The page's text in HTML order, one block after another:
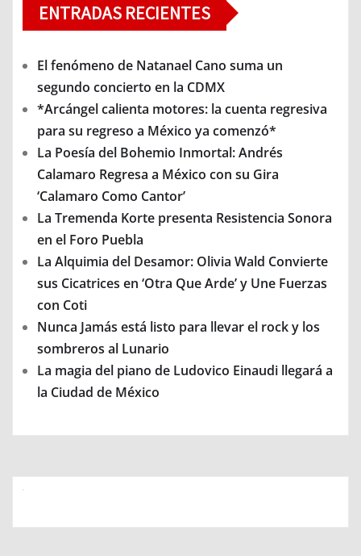
ENTRADAS RECIENTES
El fenómeno de Natanael Cano suma un
segundo concierto en la CDMX
*Arcángel calienta motores: la cuenta regresiva
para su regreso a México ya comenzó*
La Poesía del Bohemio Inmortal: Andrés
Calamaro Regresa a México con su Gira
‘Calamaro Como Cantor’
La Tremenda Korte presenta Resistencia Sonora
en el Foro Puebla
La Alquimia del Desamor: Olivia Wald Convierte
sus Cicatrices en ‘Otra Que Arde’ y Une Fuerzas
con Coti
Nunca Jamás está listo para llevar el rock y los
sombreros al Lunario
La magia del piano de Ludovico Einaudi llegará a
la Ciudad de México